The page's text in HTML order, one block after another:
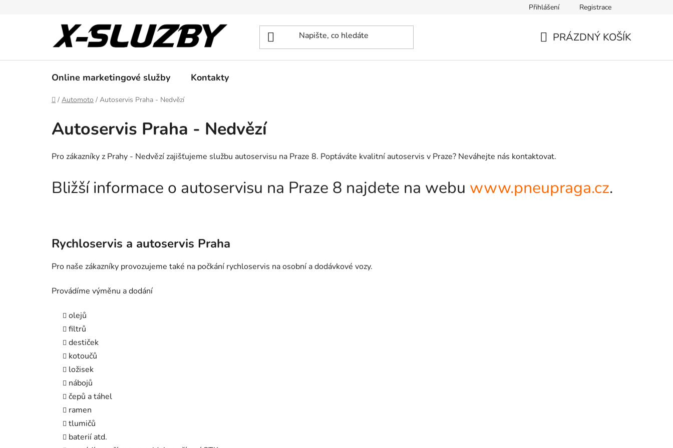
Přihlášení Registrace
PRÁZDNÝ KOŠÍK
Online marketingové služby Kontakty
Domů
/ Automoto / Autoservis Praha - Nedvězí
Autoservis Praha - Nedvězí
Pro zákazníky z Prahy - Nedvězí zajišťujeme službu autoservisu na Praze 8. Poptáváte kvalitní autoservis v Praze? Neváhejte nás kontaktovat.
Bližší informace o autoservisu na Praze 8 najdete na webu www.pneupraga.cz.
Rychloservis a autoservis Praha
Pro naše zákazníky provozujeme také na počkání rychloservis na osobní a dodávkové vozy.
Provádíme výměnu a dodání
olejů
filtrů
destiček
kotoučů
ložisek
nábojů
čepů a táhel
ramen
tlumičů
baterií atd.